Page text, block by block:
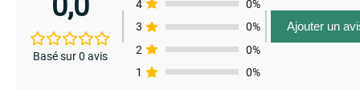
Basé sur 0 avis
4
0%
3
0%
2
0%
1
0%
Ajouter un